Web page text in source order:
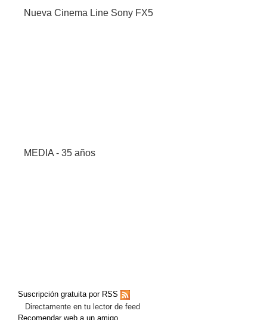
Nueva Cinema Line Sony FX5
MEDIA - 35 años
Suscripción gratuita por RSS
Directamente en tu lector de feed
Recomendar web a un amigo